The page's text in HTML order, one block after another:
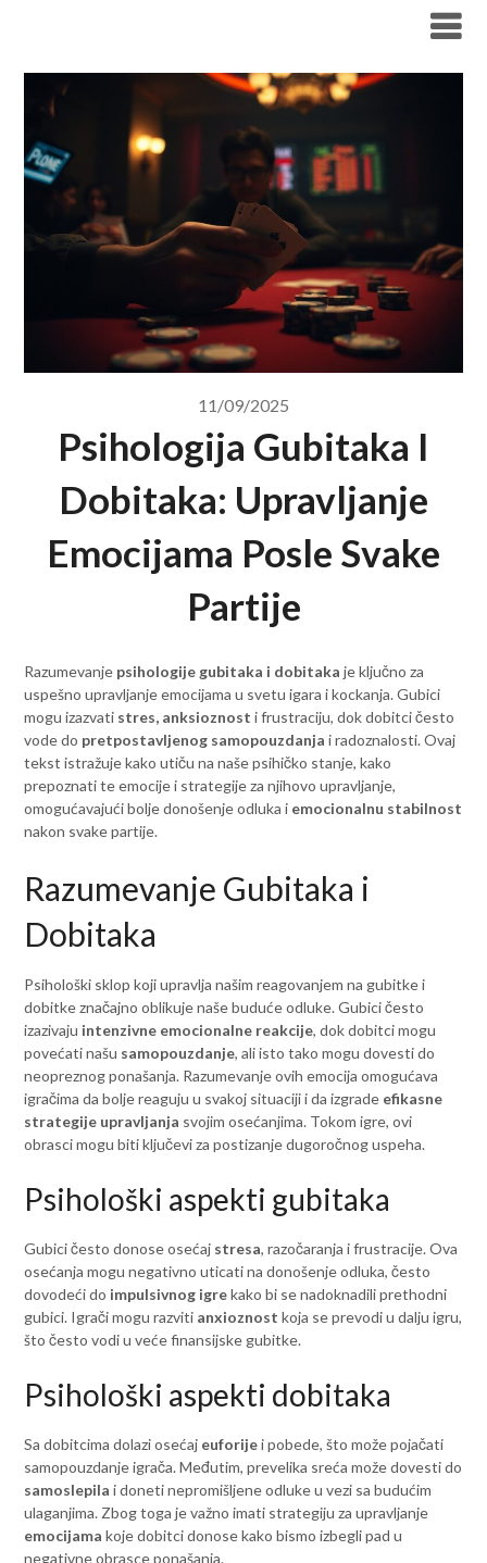
content
11/09/2025
Psihologija Gubitaka I
Dobitaka: Upravljanje
Emocijama Posle Svake
Partije
Razumevanje psihologije gubitaka i dobitaka je ključno za
uspešno upravljanje emocijama u svetu igara i kockanja. Gubici
mogu izazvati stres, anksioznost i frustraciju, dok dobitci često
vode do pretpostavljenog samopouzdanja i radoznalosti. Ovaj
tekst istražuje kako utiču na naše psihičko stanje, kako
prepoznati te emocije i strategije za njihovo upravljanje,
omogućavajući bolje donošenje odluka i emocionalnu stabilnost
nakon svake partije.
Razumevanje Gubitaka i
Dobitaka
Psihološki sklop koji upravlja našim reagovanjem na gubitke i
dobitke značajno oblikuje naše buduće odluke. Gubici često
izazivaju intenzivne emocionalne reakcije, dok dobitci mogu
povećati našu samopouzdanje, ali isto tako mogu dovesti do
neopreznog ponašanja. Razumevanje ovih emocija omogućava
igračima da bolje reaguju u svakoj situaciji i da izgrade efikasne
strategije upravljanja svojim osećanjima. Tokom igre, ovi
obrasci mogu biti ključevi za postizanje dugoročnog uspeha.
Psihološki aspekti gubitaka
Gubici često donose osećaj stresa, razočaranja i frustracije. Ova
osećanja mogu negativno uticati na donošenje odluka, često
dovodeći do impulsivnog igrekako bi se nadoknadili prethodni
gubici. Igrači mogu razviti anxioznost koja se prevodi u dalju igru,
što često vodi u veće finansijske gubitke.
Psihološki aspekti dobitaka
Sa dobitcima dolazi osećaj euforijei pobede, što može pojačati
samopouzdanje igrača. Međutim, prevelika sreća može dovesti do
samoslepila i doneti nepromišljene odluke u vezi sa budućim
ulaganjima. Zbog toga je važno imati strategiju za upravljanje
emocijama koje dobitci donose kako bismo izbegli pad u
negativne obrasce ponašanja.